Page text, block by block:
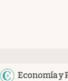
Economía y
Members